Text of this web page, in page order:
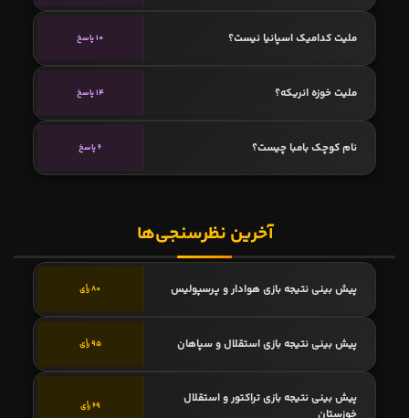
ملیت کدامیک اسپانیا نیست؟ 10 پاسخ
ملیت خوزه انریکه؟ 14 پاسخ
نام کوچک بامبا چیست؟ 6 پاسخ
آخرین نظرسنجی‌ها
پیش بینی نتیجه بازی هوادار و پرسپولیس 80 رأی
پیش بینی نتیجه بازی استقلال و سپاهان 95 رأی
پیش بینی نتیجه بازی تراکتور و استقلال
خوزستان
69 رأی